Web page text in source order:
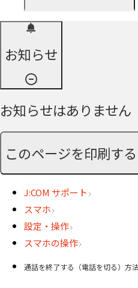
お知らせ
お知らせはありません
このページを印刷する
J:COM サポート
スマホ
設定・操作
スマホの操作
通話を終了する（電話を切る）方